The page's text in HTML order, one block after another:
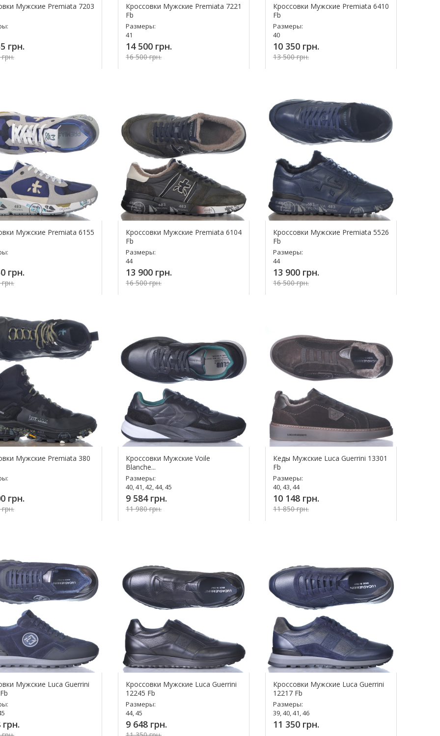
Мужские Premiata 7203
грн.
Кроссовки Мужские Premiata 7221
Fb
Размеры:
41
14 500 грн.
16 500 грн.
Кроссовки Мужские Premiata 6410
Fb
Размеры:
40
10 350 грн.
13 500 грн.
Мужские Premiata 6155
грн.
Кроссовки Мужские Premiata 6104
Fb
Размеры:
44
13 900 грн.
16 500 грн.
Кроссовки Мужские Premiata 5526
Fb
Размеры:
44
13 900 грн.
16 500 грн.
Мужские Premiata 380
грн.
Кроссовки Мужские Voile
Blanche...
Размеры:
40, 41, 42, 44, 45
9 584 грн.
11 980 грн.
Кеды Мужские Luca Guerrini 13301
Fb
Размеры:
40, 43, 44
10 148 грн.
11 850 грн.
Мужские Luca Guerrini
грн.
Кроссовки Мужские Luca Guerrini
12245 Fb
Размеры:
44, 45
9 648 грн.
Кроссовки Мужские Luca Guerrini
12217 Fb
Размеры:
39, 40, 41, 46
11 350 грн.